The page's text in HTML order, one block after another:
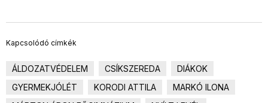
Kapcsolódó címkék
ÁLDOZATVÉDELEM CSÍKSZEREDA
DIÁKOK
GYERMEKJÓLÉT
KORODI ATTILA
MARKÓ ILONA